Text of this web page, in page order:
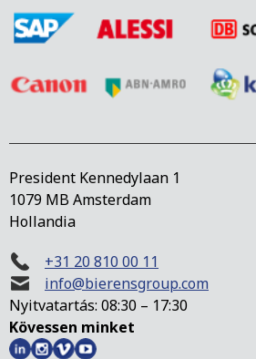
President Kennedylaan 1
1079 MB Amsterdam
Hollandia
+31 20 810 00 11
info@bierensgroup.com
Nyitvatartás: 08:30 – 17:30
Kövessen minket